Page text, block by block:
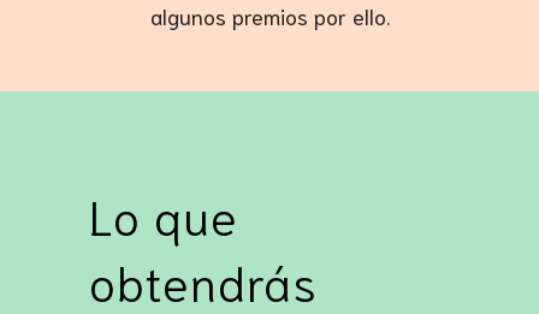
algunos premios por ello.
Lo que
obtendrás